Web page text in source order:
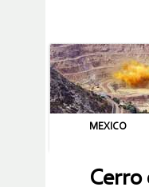
MEXICO
Cerro